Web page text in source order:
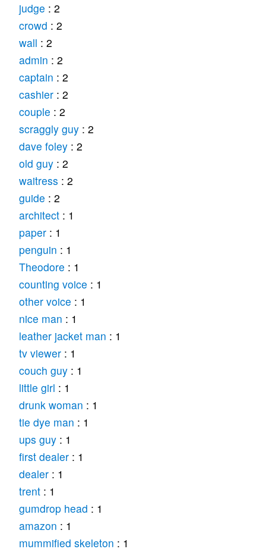
judge : 2
crowd : 2
wall : 2
admin : 2
captain : 2
cashier: 2
couple : 2
scraggly guy: 2
dave foley: 2
old guy: 2
waitress : 2
guide : 2
architect: 1
paper: 1
penguin : 1
Theodore : 1
counting voice : 1
other voice : 1
nice man : 1
leather jacket man : 1
tv viewer: 1
couch guy: 1
little girl : 1
drunk woman : 1
tie dye man : 1
ups guy: 1
first dealer: 1
dealer: 1
trent: 1
gumdrop head : 1
amazon : 1
mummified skeleton : 1